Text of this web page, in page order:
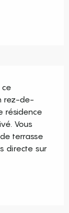
ce
rez-de-
résidence
Vous
terrasse
directe sur